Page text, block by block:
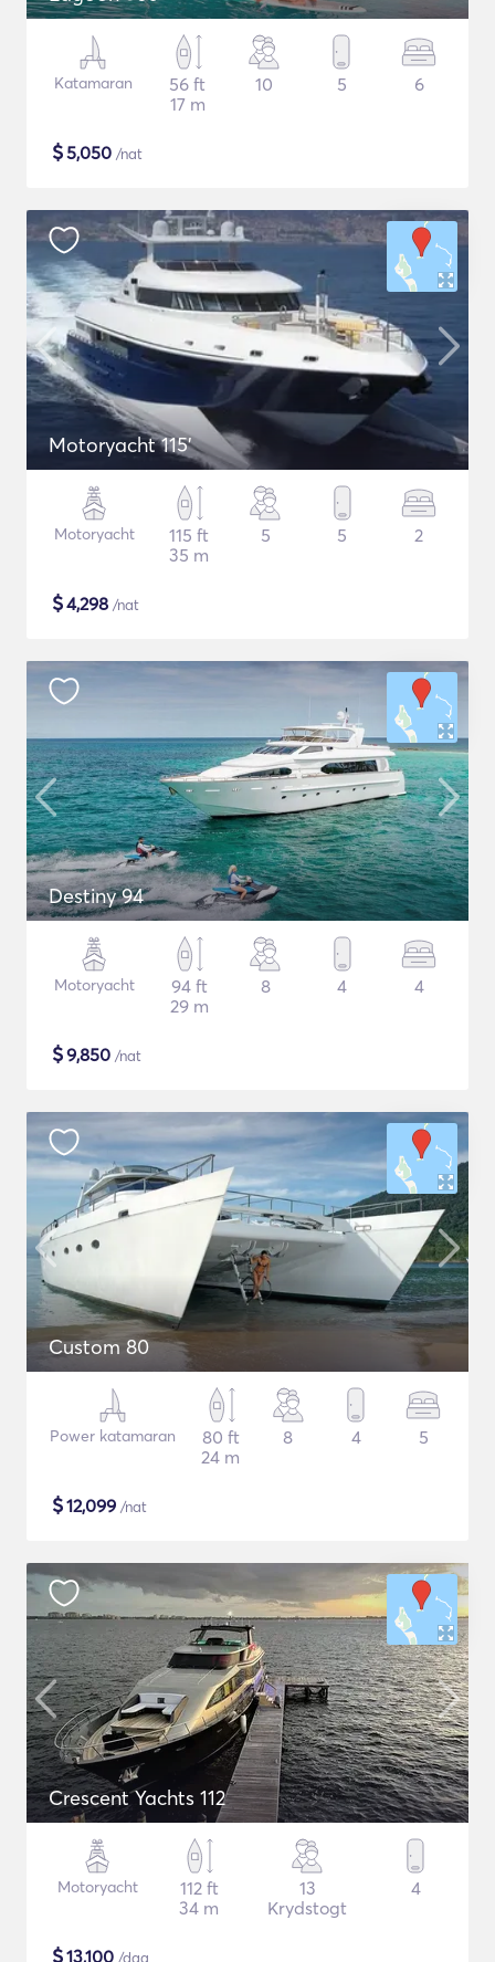
Katamaran
56 ft
17 m
10 5 6
$5,050 /nat
Motoryacht 115'
Motoryacht
115 ft
35 m
5 5 2
$4,298 /nat
Destiny 94
Motoryacht
94 ft
29 m
8 4 4
$9,850 /nat
Custom 80
Power katamaran
80 ft
24 m
8 4 5
$12,099 /nat
Crescent Yachts 112
Motoryacht
112 ft
34 m
13
Krydstogt
4
$13,100 /dag